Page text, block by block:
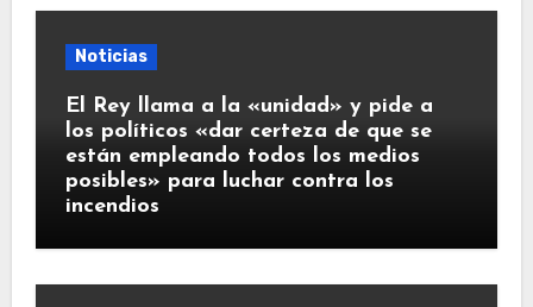
Noticias
El Rey llama a la «unidad» y pide a
los políticos «dar certeza de que se
están empleando todos los medios
posibles» para luchar contra los
incendios